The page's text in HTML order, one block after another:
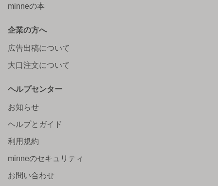
minneの本
企業の方へ
広告出稿について
大口注文について
ヘルプセンター
お知らせ
ヘルプとガイド
利用規約
minneのセキュリティ
お問い合わせ